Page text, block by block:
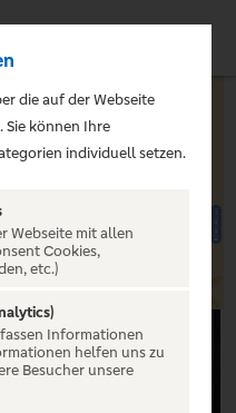
- 15.09.
die auf der Webseite
können Ihre
individuell setzen.
Webseite mit allen
Cookies,
etc.)
Informationen
helfen uns zu
Besucher unsere